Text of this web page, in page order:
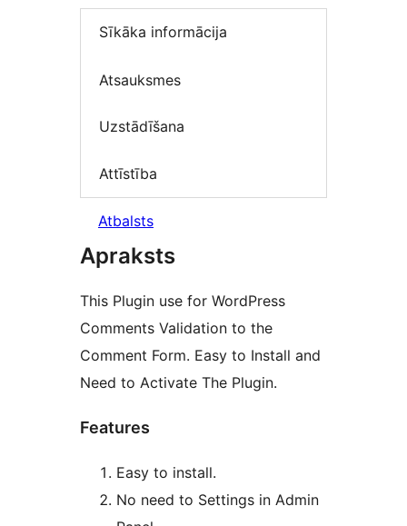
Sīkāka informācija
Atsauksmes
Uzstādīšana
Attīstība
Atbalsts
Apraksts
This Plugin use for WordPress
Comments Validation to the
Comment Form. Easy to Install and
Need to Activate The Plugin.
Features
Easy to install.
No need to Settings in Admin